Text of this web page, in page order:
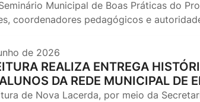
Municipal de Boas Práticas do
coordenadores pedagógicos e
de 2026
REALIZA ENTREGA
DA REDE MUNICIPAL DE
de Nova Lacerda, por meio da